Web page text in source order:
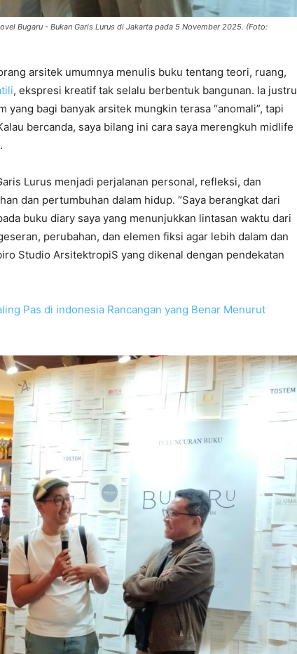
Bugaru - Bukan Garis Lurus di Jakarta pada 5 November 2025. (Foto:
arsitek umumnya menulis buku tentang teori, ruang,
, ekspresi kreatif tak selalu berbentuk bangunan. Ia justru
bagi banyak arsitek mungkin terasa “anomali”, tapi
bercanda, saya bilang ini cara saya merengkuh midlife
Lurus menjadi perjalanan personal, refleksi, dan
dan pertumbuhan dalam hidup. “Saya berangkat dari
buku diary saya yang menunjukkan lintasan waktu dari
perubahan, dan elemen fiksi agar lebih dalam dan
Studio ArsitektropiS yang dikenal dengan pendekatan
Pas di indonesia Rancangan yang Benar Menurut